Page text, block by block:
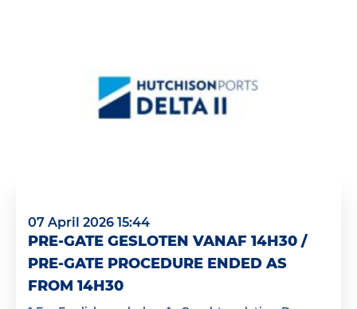
07 April 2026 15:44
PRE-GATE GESLOTEN VANAF 14H30 /
PRE-GATE PROCEDURE ENDED AS
FROM 14H30